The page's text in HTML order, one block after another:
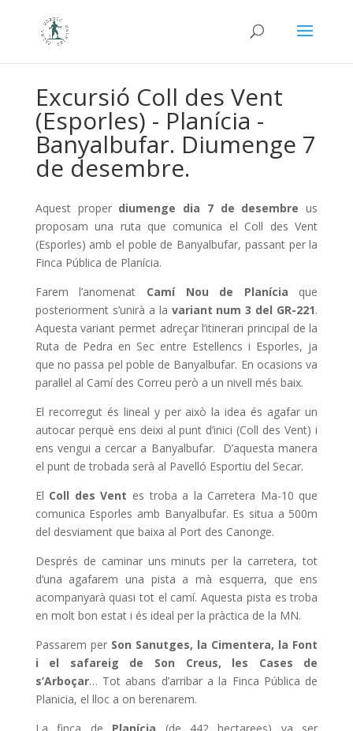
Excursió Coll des Vent
(Esporles) - Planícia -
Banyalbufar. Diumenge 7
de desembre.
Aquest proper diumenge dia 7 de desembre us
proposam una ruta que comunica el Coll des Vent
(Esporles) amb el poble de Banyalbufar, passant per la
Finca Pública de Planícia.
Farem l’anomenat Camí Nou de Planícia que
posteriorment s’unirà a la variant num 3 del GR-221.
Aquesta variant permet adreçar l’itinerari principal de la
Ruta de Pedra en Sec entre Estellencs i Esporles, ja
que no passa pel poble de Banyalbufar. En ocasions va
paral·lel al Camí des Correu però a un nivell més baix.
El recorregut és lineal y per això la idea és agafar un
autocar perquè ens deixi al punt d’inici (Coll des Vent) i
ens vengui a cercar a Banyalbufar. D’aquesta manera
el punt de trobada serà al Pavelló Esportiu del Secar.
El Coll des Vent es troba a la Carretera Ma-10 que
comunica Esporles amb Banyalbufar. Es situa a 500m
del desviament que baixa al Port des Canonge.
Després de caminar uns minuts per la carretera, tot
d’una agafarem una pista a mà esquerra, que ens
acompanyarà quasi tot el camí. Aquesta pista es troba
en molt bon estat i és ideal per la pràctica de la MN.
Passarem per Son Sanutges, la Cimentera, la Font
i el safareig de Son Creus, les Cases de
s’Arboçar… Tot abans d’arribar a la Finca Pública de
Planicia, el lloc a on berenarem.